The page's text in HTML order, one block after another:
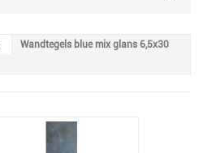
Wandtegels blue mix glans 6,5x30